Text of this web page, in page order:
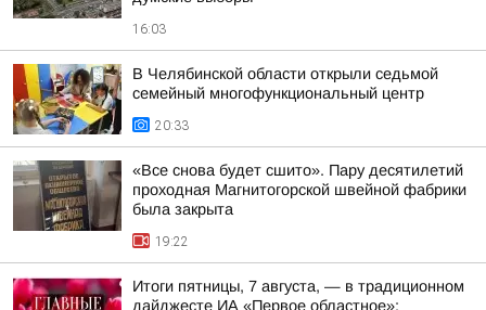
16:03
В Челябинской области открыли седьмой
семейный многофункциональный центр
20:33
«Все снова будет сшито». Пару десятилетий
проходная Магнитогорской швейной фабрики
была закрыта
19:22
Итоги пятницы, 7 августа, — в традиционном
дайджесте ИА «Первое областное»: